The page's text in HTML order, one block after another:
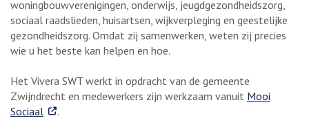
woningbouwverenigingen, onderwijs, jeugdgezondheidszorg,
sociaal raadslieden, huisartsen, wijkverpleging en geestelijke
gezondheidszorg. Omdat zij samenwerken, weten zij precies
wie u het beste kan helpen en hoe.
Het Vivera SWT werkt in opdracht van de gemeente
Zwijndrecht en medewerkers zijn werkzaam vanuit Mooi
Sociaal . Externe link
.